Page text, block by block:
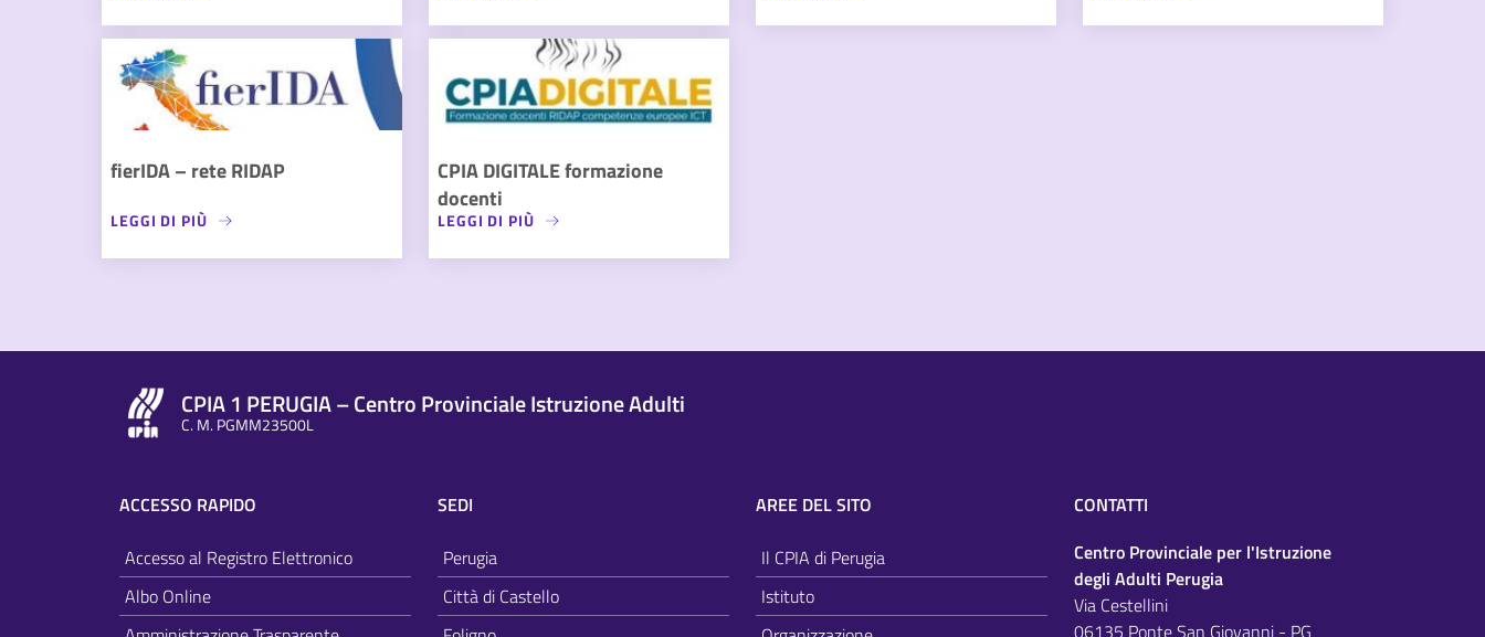
fierIDA – rete RIDAP
LEGGI DI PIÙ
CPIA DIGITALE formazione
docenti
LEGGI DI PIÙ
CPIA 1 PERUGIA – Centro Provinciale Istruzione Adulti
C. M. PGMM23500L
ACCESSO RAPIDO
Accesso al Registro Elettronico
Albo Online
SEDI
Perugia
Città di Castello
AREE DEL SITO
Il CPIA di Perugia
Istituto
CONTATTI
Centro Provinciale per l'Istruzione
degli Adulti Perugia
Via Cestellini
06135 Ponte San Giovanni - PG